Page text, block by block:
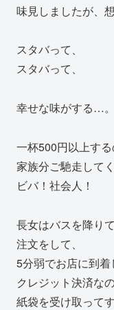
味見しましたが、
スタバって、
スタバって、
幸せな味がする…。
一杯500円以上する
家族分ご馳走して
ビバ！社会人！
長女はバスを降り
注文をして、
5分弱でお店に到
クレジット決済な
紙袋を受け取って